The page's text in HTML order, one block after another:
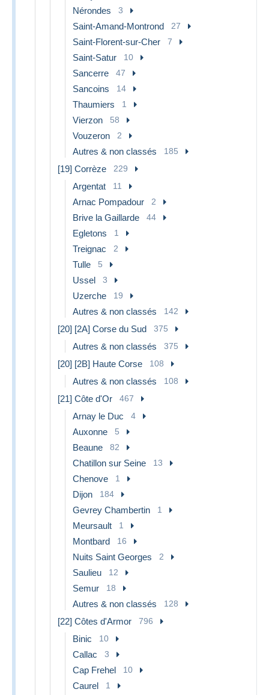
Nérondes 3
Saint-Amand-Montrond 27
Saint-Florent-sur-Cher 7
Saint-Satur 10
Sancerre 47
Sancoins 14
Thaumiers 1
Vierzon 58
Vouzeron 2
Autres & non classés 185
[19] Corrèze 229
Argentat 11
Arnac Pompadour 2
Brive la Gaillarde 44
Egletons 1
Treignac 2
Tulle 5
Ussel 3
Uzerche 19
Autres & non classés 142
[20] [2A] Corse du Sud 375
Autres & non classés 375
[20] [2B] Haute Corse 108
Autres & non classés 108
[21] Côte d'Or 467
Arnay le Duc 4
Auxonne 5
Beaune 82
Chatillon sur Seine 13
Chenove 1
Dijon 184
Gevrey Chambertin 1
Meursault 1
Montbard 16
Nuits Saint Georges 2
Saulieu 12
Semur 18
Autres & non classés 128
[22] Côtes d'Armor 796
Binic 10
Callac 3
Cap Frehel 10
Caurel 1